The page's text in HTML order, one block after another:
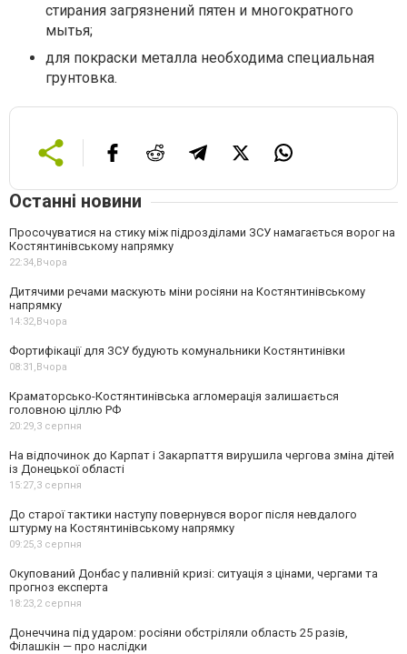
стирания загрязнений пятен и многократного
мытья;
для покраски металла необходима специальная
грунтовка.
Останні новини
Просочуватися на стику між підрозділами ЗСУ намагається ворог на
Костянтинівському напрямку
22:34,Вчора
Дитячими речами маскують міни росіяни на Костянтинівському
напрямку
14:32,Вчора
Фортифікації для ЗСУ будують комунальники Костянтинівки
08:31,Вчора
Краматорсько-Костянтинівська агломерація залишається
головною ціллю РФ
20:29,3 серпня
На відпочинок до Карпат і Закарпаття вирушила чергова зміна дітей
із Донецької області
15:27,3 серпня
До старої тактики наступу повернувся ворог після невдалого
штурму на Костянтинівському напрямку
09:25,3 серпня
Окупований Донбас у паливній кризі: ситуація з цінами, чергами та
прогноз експерта
18:23,2 серпня
Донеччина під ударом: росіяни обстріляли область 25 разів,
Філашкін — про наслідки